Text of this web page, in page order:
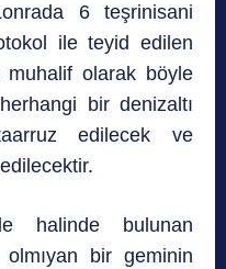
6 teşrinisani
ile teyid edilen
muhalif olarak böyle
bir denizaltı
edilecek ve
halinde bulunan
bir geminin